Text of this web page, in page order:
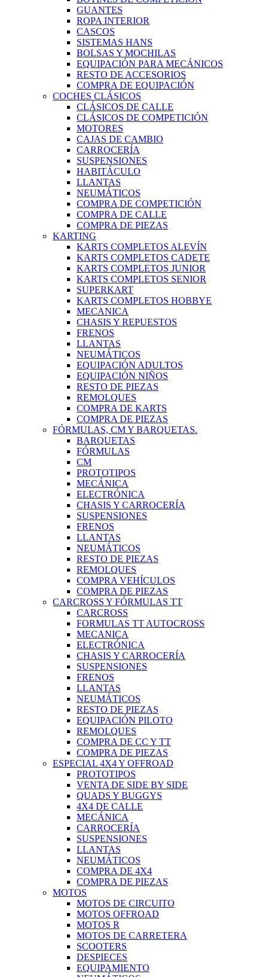
GUANTES
ROPA INTERIOR
CASCOS
SISTEMAS HANS
BOLSAS Y MOCHILAS
EQUIPACIÓN PARA MECÁNICOS
RESTO DE ACCESORIOS
COMPRA DE EQUIPACIÓN
COCHES CLÁSICOS
CLÁSICOS DE CALLE
CLÁSICOS DE COMPETICIÓN
MOTORES
CAJAS DE CAMBIO
CARROCERÍA
SUSPENSIONES
HABITÁCULO
LLANTAS
NEUMÁTICOS
COMPRA DE COMPETICIÓN
COMPRA DE CALLE
COMPRA DE PIEZAS
KARTING
KARTS COMPLETOS ALEVÍN
KARTS COMPLETOS CADETE
KARTS COMPLETOS JUNIOR
KARTS COMPLETOS SENIOR
SUPERKART
KARTS COMPLETOS HOBBYE
MECANICA
CHASIS Y REPUESTOS
FRENOS
LLANTAS
NEUMÁTICOS
EQUIPACIÓN ADULTOS
EQUIPACIÓN NIÑOS
RESTO DE PIEZAS
REMOLQUES
COMPRA DE KARTS
COMPRA DE PIEZAS
FÓRMULAS, CM Y BARQUETAS.
BARQUETAS
FÓRMULAS
CM
PROTOTIPOS
MECÁNICA
ELECTRÓNICA
CHASIS Y CARROCERÍA
SUSPENSIONES
FRENOS
LLANTAS
NEUMÁTICOS
RESTO DE PIEZAS
REMOLQUES
COMPRA VEHÍCULOS
COMPRA DE PIEZAS
CARCROSS Y FÓRMULAS TT
CARCROSS
FORMULAS TT AUTOCROSS
MECANICA
ELECTRÓNICA
CHASIS Y CARROCERÍA
SUSPENSIONES
FRENOS
LLANTAS
NEUMÁTICOS
RESTO DE PIEZAS
EQUIPACIÓN PILOTO
REMOLQUES
COMPRA DE CC Y TT
COMPRA DE PIEZAS
ESPECIAL 4X4 Y OFFROAD
PROTOTIPOS
VENTA DE SIDE BY SIDE
QUADS Y BUGGYS
4X4 DE CALLE
MECÁNICA
CARROCERÍA
SUSPENSIONES
LLANTAS
NEUMÁTICOS
COMPRA DE 4X4
COMPRA DE PIEZAS
MOTOS
MOTOS DE CIRCUITO
MOTOS OFFROAD
MOTOS R
MOTOS DE CARRETERA
SCOOTERS
DESPIECES
EQUIPAMIENTO